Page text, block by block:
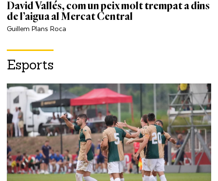
David Vallés, com un peix molt trempat a dins
de l’aigua al Mercat Central
Guillem Plans Roca
Esports